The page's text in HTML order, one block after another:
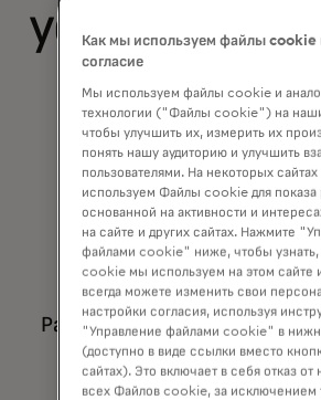
успеху
Структуры
Разработайте системы для
управления и контроля
продуктов.
Как мы используем файлы cookie
согласие
Мы используем файлы cookie и
технологии ("Файлы cookie") на
чтобы улучшить их, измерить их
понять нашу аудиторию и улучшить
пользователями. На некоторых
используем Файлы cookie для показа
основанной на активности и
на сайте и других сайтах. Нажмите
файлами cookie" ниже, чтобы
cookie мы используем на этом сайте
всегда можете изменить свои
настройки согласия, используя
"Управление файлами cookie" в
(доступно в виде ссылки вместо
сайтах). Это включает в себя отказ от
всех Файлов cookie, за исключением